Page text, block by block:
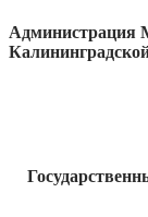
Администрация